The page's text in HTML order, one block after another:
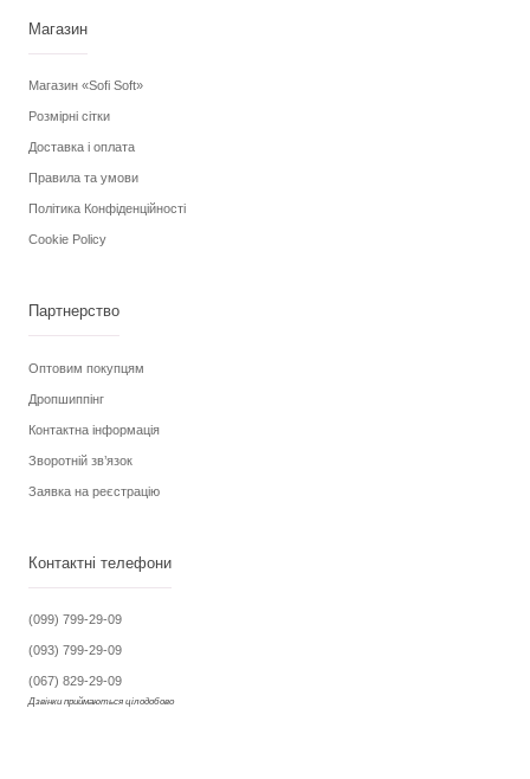
Магазин
Магазин «Sofi Soft»
Розмірні сітки
Доставка і оплата
Правила та умови
Політика Конфіденційності
Cookie Policy
Партнерство
Оптовим покупцям
Дропшиппінг
Контактна інформація
Зворотній зв’язок
Заявка на реєстрацію
Контактні телефони
(099) 799-29-09
(093) 799-29-09
(067) 829-29-09
Дзвінки приймаються цілодобово